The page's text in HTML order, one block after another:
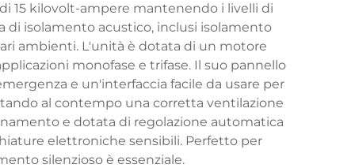
15 kilovolt-ampere mantenendo i livelli di
di isolamento acustico, inclusi isolamento
ambienti. L'unità è dotata di un motore
monofase e trifase. Il suo pannello
e un'interfaccia facile da usare per
al contempo una corretta ventilazione
e dotata di regolazione automatica
elettroniche sensibili. Perfetto per
silenzioso è essenziale.